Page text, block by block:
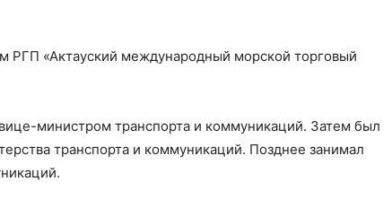
РГП «Актауский международный морской торговый
министром транспорта и коммуникаций. Затем был
транспорта и коммуникаций. Позднее занимал